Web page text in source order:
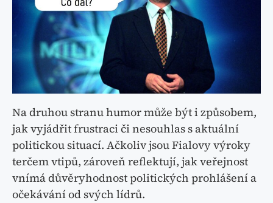
Na druhou stranu humor může být i způsobem,
jak vyjádřit frustraci či nesouhlas s aktuální
politickou situací. Ačkoliv jsou Fialovy výroky
terčem vtipů, zároveň reflektují, jak veřejnost
vnímá důvěryhodnost politických prohlášení a
očekávání od svých lídrů.